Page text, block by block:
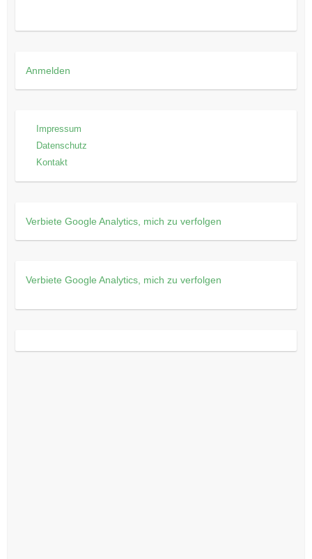
Anmelden
Impressum
Datenschutz
Kontakt
Verbiete Google Analytics, mich zu verfolgen
Verbiete Google Analytics, mich zu verfolgen